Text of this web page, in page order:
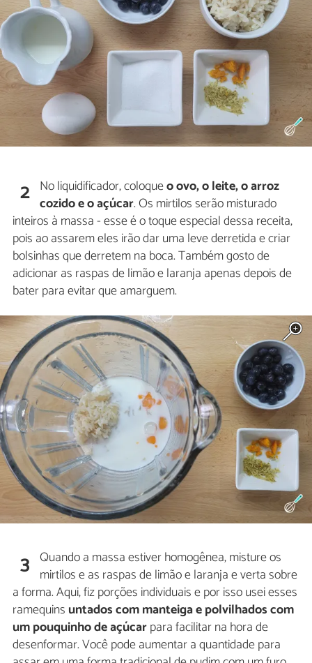
2 No liquidificador, coloqueo ovo, o leite, o arroz
cozido e o açúcar. Os mirtilos serão misturado
inteiros à massa - esse é o toque especial dessa receita,
pois ao assarem eles irão dar uma leve derretida e criar
bolsinhas que derretem na boca. Também gosto de
adicionar as raspas de limão e laranja apenas depois de
bater para evitar que amarguem.
3 Quando a massa estiver homogênea, misture os
mirtilos e as raspas de limão e laranja e verta sobre
a forma. Aqui, fiz porções individuais e por isso usei esses
ramequins untados com manteiga e polvilhados com
um pouquinho de açúcarpara facilitar na hora de
desenformar. Você pode aumentar a quantidade para